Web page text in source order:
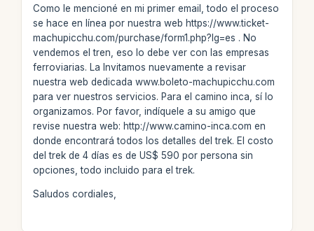
Como le mencioné en mi primer email, todo el proceso
se hace en línea por nuestra web https://www.ticket-
machupicchu.com/purchase/form1.php?lg=es . No
vendemos el tren, eso lo debe ver con las empresas
ferroviarias. La Invitamos nuevamente a revisar
nuestra web dedicada www.boleto-machupicchu.com
para ver nuestros servicios. Para el camino inca, sí lo
organizamos. Por favor, indíquele a su amigo que
revise nuestra web: http://www.camino-inca.com en
donde encontrará todos los detalles del trek. El costo
del trek de 4 días es de US$ 590 por persona sin
opciones, todo incluido para el trek.
Saludos cordiales,